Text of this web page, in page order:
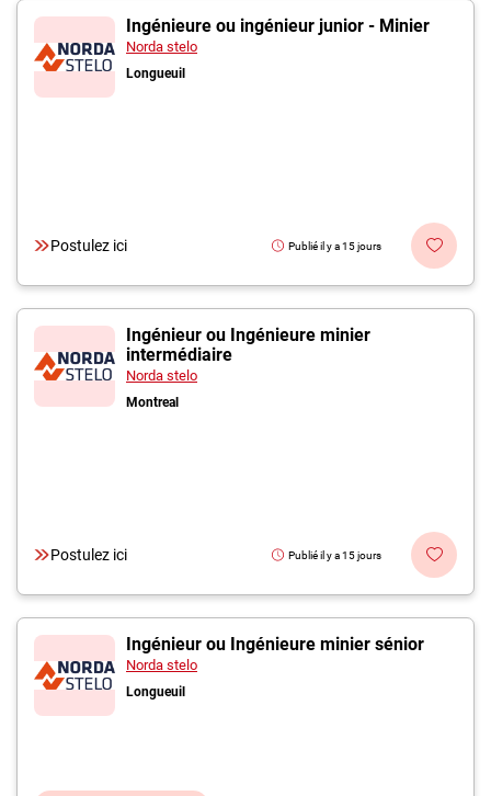
Ingénieure ou ingénieur junior - Minier
Norda stelo
Longueuil
Postulez ici Publié il y a 15 jours
Ingénieur ou Ingénieure minier
intermédiaire
Norda stelo
Montreal
Postulez ici Publié il y a 15 jours
Ingénieur ou Ingénieure minier sénior
Norda stelo
Longueuil